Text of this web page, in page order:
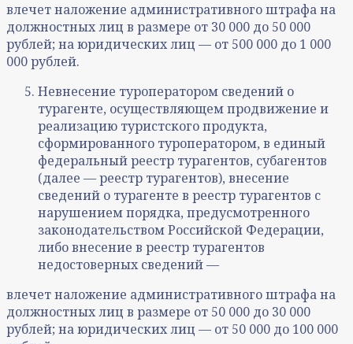
влечет наложение административного штрафа на
должностных лиц в размере от 30 000 до 50 000
рублей; на юридических лиц — от 500 000 до 1 000
000 рублей.
Невнесение туроператором сведений о
турагенте, осуществляющем продвижение и
реализацию туристского продукта,
сформированного туроператором, в единый
федеральный реестр турагентов, субагентов
(далее — реестр турагентов), внесение
сведений о турагенте в реестр турагентов с
нарушением порядка, предусмотренного
законодательством Российской Федерации,
либо внесение в реестр турагентов
недостоверных сведений —
влечет наложение административного штрафа на
должностных лиц в размере от 50 000 до 30 000
рублей; на юридических лиц — от 50 000 до 100 000